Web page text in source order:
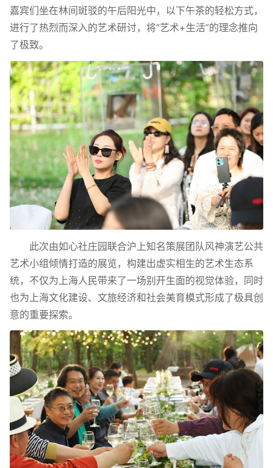
嘉宾们坐在林间斑驳的午后阳光中，以下午茶的轻松方式，
进行了热烈而深入的艺术研讨，将“艺术+生活”的理念推向
了极致。
此次由如心社庄园联合沪上知名策展团队风神演艺公共
艺术小组倾情打造的展览，构建出虚实相生的艺术生态系
统，不仅为上海人民带来了一场别开生面的视觉体验，同时
也为上海文化建设、文旅经济和社会美育模式形成了极具创
意的重要探索。